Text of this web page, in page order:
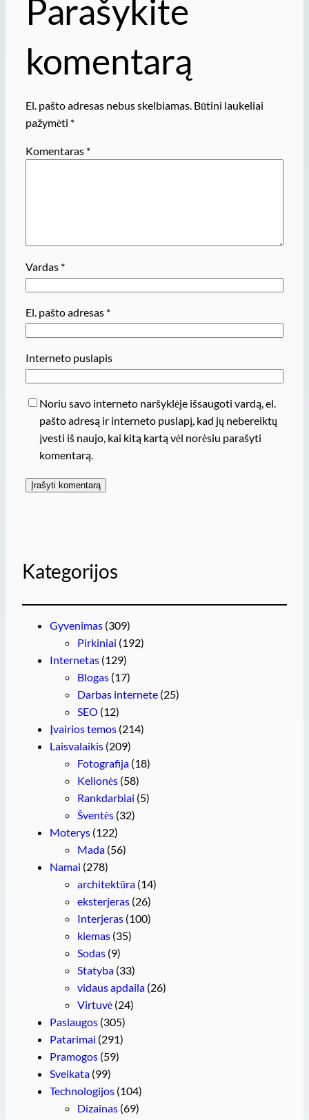
Parašykite
komentarą
El. pašto adresas nebus skelbiamas. Būtini laukeliai
pažymėti *
Komentaras *
Vardas *
El. pašto adresas *
Interneto puslapis
Noriu savo interneto naršyklėje išsaugoti vardą, el.
pašto adresą ir interneto puslapį, kad jų nebereiktų
įvesti iš naujo, kai kitą kartą vėl norėsiu parašyti
komentarą.
Kategorijos
Gyvenimas (309)
Pirkiniai (192)
Internetas (129)
Blogas (17)
Darbas internete (25)
SEO (12)
Įvairios temos (214)
Laisvalaikis (209)
Fotografija (18)
Kelionės (58)
Rankdarbiai (5)
Šventės (32)
Moterys (122)
Mada (56)
Namai (278)
architektūra (14)
eksterjeras (26)
Interjeras (100)
kiemas (35)
Sodas (9)
Statyba (33)
vidaus apdaila (26)
Virtuvė (24)
Paslaugos (305)
Patarimai (291)
Pramogos (59)
Sveikata (99)
Technologijos (104)
Dizainas (69)